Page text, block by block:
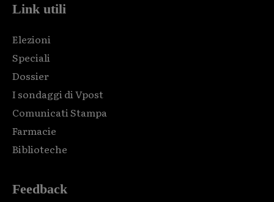
Link utili
Elezioni
Speciali
Dossier
I sondaggi di Vpost
Comunicati Stampa
Farmacie
Biblioteche
Feedback